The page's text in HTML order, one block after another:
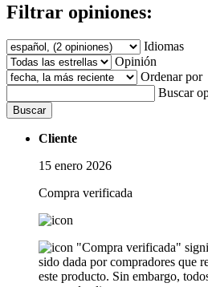
Filtrar opiniones:
Idiomas
Opinión
Ordenar por
Buscar
Buscar
Cliente
15 enero 2026
Compra verificada
"Compra verificada"
sido dada por compradores que
este producto. Sin embargo,